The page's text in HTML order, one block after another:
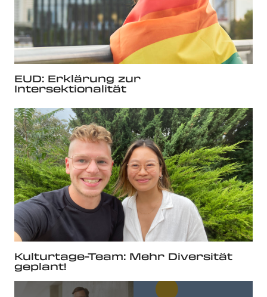
EUD: Erklärung zur
Intersektionalität
Kulturtage-Team: Mehr Diversität
geplant!